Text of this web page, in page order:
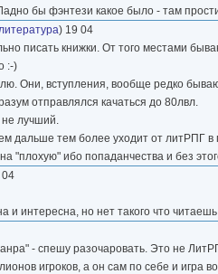
бы фэнтези какое было - там
) 19 04
писать книжки. От того местами
:-)
Они, вступления, вообще редко
отправлялся качаться до 80лвл.
лучший.
дальше тем более уходит от
"плохую" ибо попаданчества и без
04
и интересна, но нет такого что
- спешу разочаровать. Это не
игроков, а он сам по себе и игра